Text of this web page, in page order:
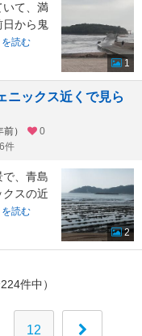
いて、満
日から鬼
読む
1
ニックス近くで見ら
）
0
件
、青島
スの近
読む
2
件中）
12